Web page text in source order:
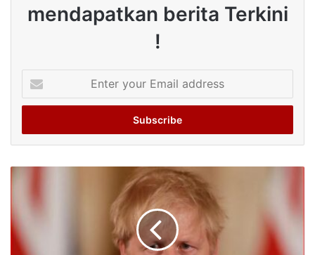
mendapatkan berita Terkini
!
your
Email